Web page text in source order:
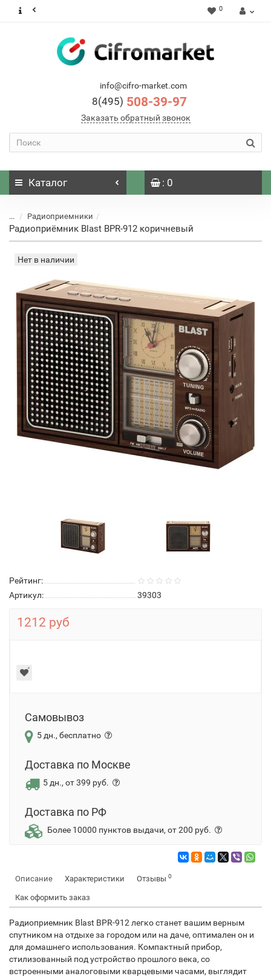
0
info@cifro-market.com
8(495) 508-39-97
Заказать обратный звонок
Каталог : 0
... Радиоприемники
Радиоприёмник Blast BPR-912 коричневый
Нет в наличии
Рейтинг:
Артикул:
39303
1212 руб
Самовывоз
5 дн., бесплатно
Доставка по Москве
5 дн., от 399 руб.
Доставка по РФ
Более 10000 пунктов выдачи, от 200 руб.
Описание Характеристики Отзывы 0
Как оформить заказ
Радиоприемник Blast BPR-912 легко станет вашим верным
спутником на отдыхе за городом или на даче, оптимален он и
для домашнего использования. Компактный прибор,
стилизованный под устройство прошлого века, со
встроенными аналоговыми кварцевыми часами, выглядит